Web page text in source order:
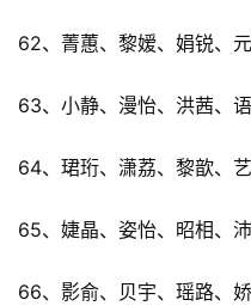
62、菁蕙、黎嫒、娟锐、
63、小静、漫怡、洪茜、
64、珺珩、潇荔、黎歆、
65、婕晶、姿怡、昭相、
66、影俞、贝宇、瑶路、